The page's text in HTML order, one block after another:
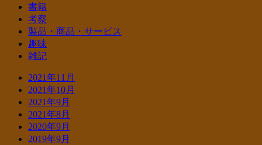
書籍
考察
製品・商品・サービス
趣味
雑記
2021年11月
2021年10月
2021年9月
2021年8月
2020年9月
2019年9月